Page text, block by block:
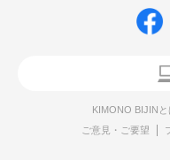
KIMONO BIJINと
ご意見・ご要望